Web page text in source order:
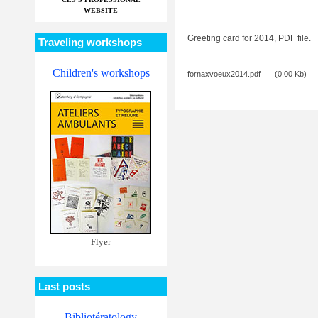
WEBSITE
Traveling workshops
Children's workshops
Flyer
Last posts
Greeting card for 2014, PDF file.
fornaxvoeux2014.pdf (0.00 Kb)